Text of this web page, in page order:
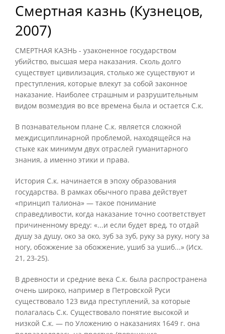
Смертная казнь (Кузнецов,
2007)
СМЕРТНАЯ КАЗНЬ - узаконенное государством
убийство, высшая мера наказания. Сколь долго
существует цивилизация, столько же существуют и
преступления, которые влекут за собой законное
наказание. Наиболее страшным и разрушительным
видом возмездия во все времена была и остается С.к.
В познавательном плане С.к. является сложной
междисциплинарной проблемой, находящейся на
стыке как минимум двух отраслей гуманитарного
знания, а именно этики и права.
История С.к. начинается в эпоху образования
государства. В рамках обычного права действует
«принцип талиона» — такое понимание
справедливости, когда наказание точно соответствует
причиненному вреду: «...и если будет вред, то отдай
душу за душу, око за око, зуб за зуб, руку за руку, ногу за
ногу, обожжение за обожжение, ушиб за ушиб...» (Исх.
21, 23-25).
В древности и средние века С.к. была распространена
очень широко, например в Петровской Руси
существовало 123 вида преступлений, за которые
полагалась С.к. Существовало понятие высокой и
низкой С.к. — по Уложению о наказаниях 1649 г. она